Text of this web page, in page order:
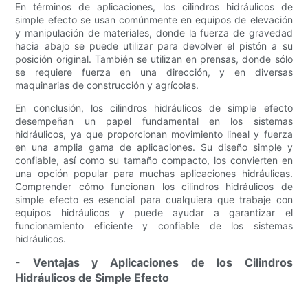
En términos de aplicaciones, los cilindros hidráulicos de
simple efecto se usan comúnmente en equipos de elevación
y manipulación de materiales, donde la fuerza de gravedad
hacia abajo se puede utilizar para devolver el pistón a su
posición original. También se utilizan en prensas, donde sólo
se requiere fuerza en una dirección, y en diversas
maquinarias de construcción y agrícolas.
En conclusión, los cilindros hidráulicos de simple efecto
desempeñan un papel fundamental en los sistemas
hidráulicos, ya que proporcionan movimiento lineal y fuerza
en una amplia gama de aplicaciones. Su diseño simple y
confiable, así como su tamaño compacto, los convierten en
una opción popular para muchas aplicaciones hidráulicas.
Comprender cómo funcionan los cilindros hidráulicos de
simple efecto es esencial para cualquiera que trabaje con
equipos hidráulicos y puede ayudar a garantizar el
funcionamiento eficiente y confiable de los sistemas
hidráulicos.
- Ventajas y Aplicaciones de los Cilindros
Hidráulicos de Simple Efecto